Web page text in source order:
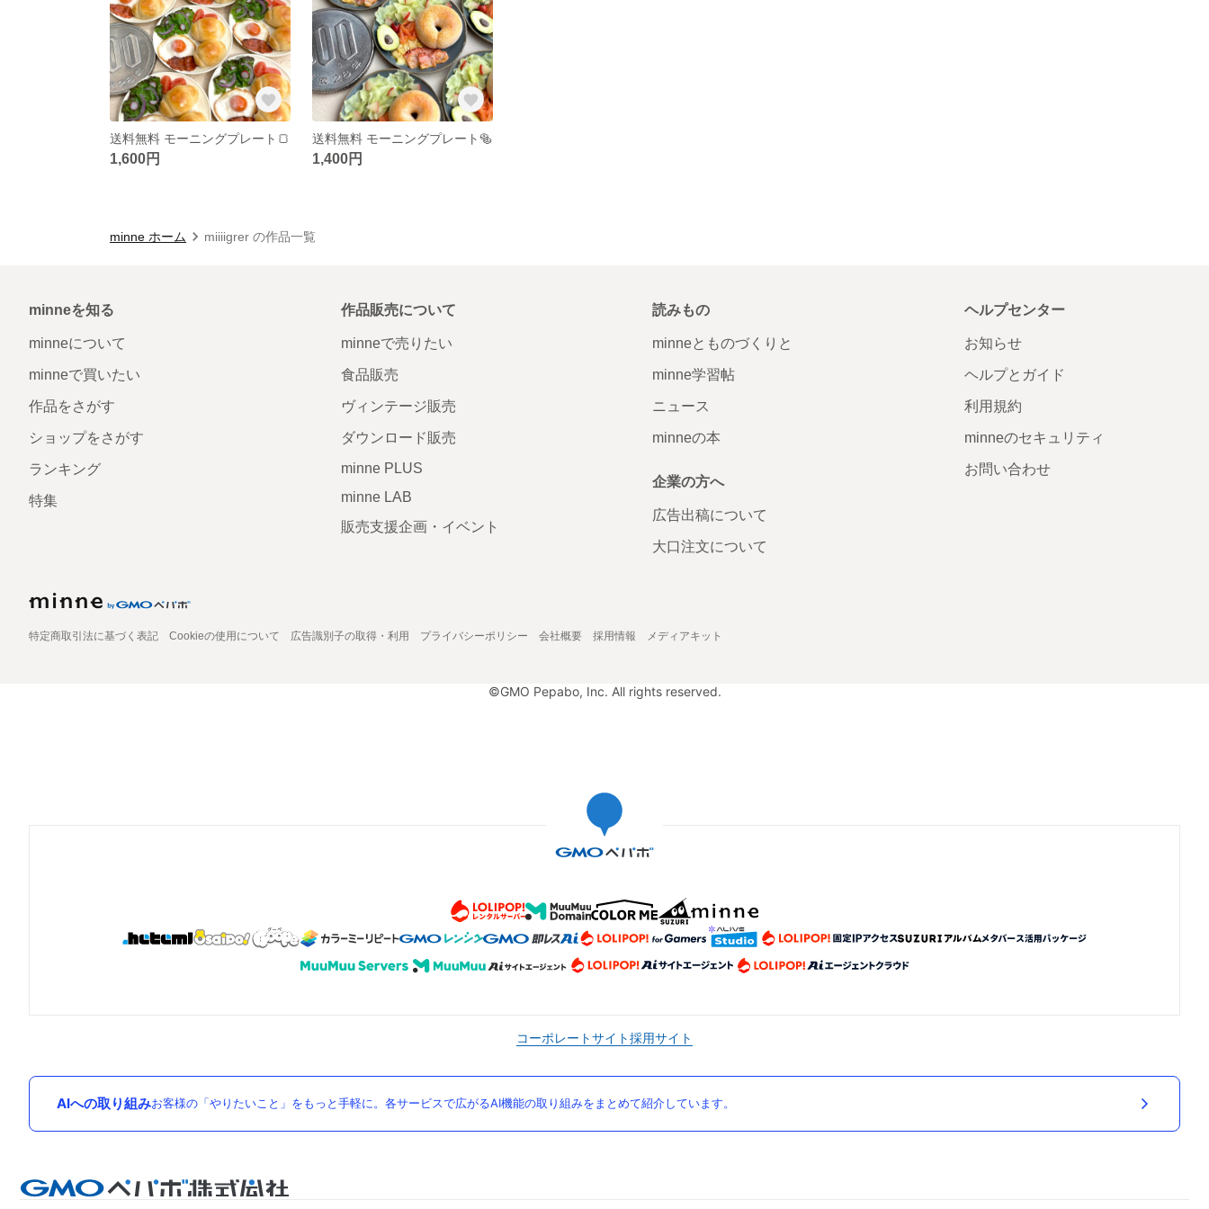
送料無料 モーニングプレート🍞
1,600円
送料無料 モーニングプレート🥯
1,400円
minne ホーム miiiigrer の作品一覧
minneを知る
minneについて
minneで買いたい
作品をさがす
ショップをさがす
ランキング
特集
作品販売について
minneで売りたい
食品販売
ヴィンテージ販売
ダウンロード販売
minne PLUS
minne LAB
販売支援企画・イベント
読みもの
minneとものづくりと
minne学習帖
ニュース
minneの本
企業の方へ
広告出稿について
大口注文について
ヘルプセンター
お知らせ
ヘルプとガイド
利用規約
minneのセキュリティ
お問い合わせ
特定商取引法に基づく表記 Cookieの使用について 広告識別子の取得・利用 プライバシーポリシー 会社概要 採用情報 メディアキット
©GMO Pepabo, Inc. All rights reserved.
コーポレートサイト採用サイト
AIへの取り組みお客様の「やりたいこと」をもっと手軽に。各サービスで広がるAI機能の取り組みをまとめて紹介しています。